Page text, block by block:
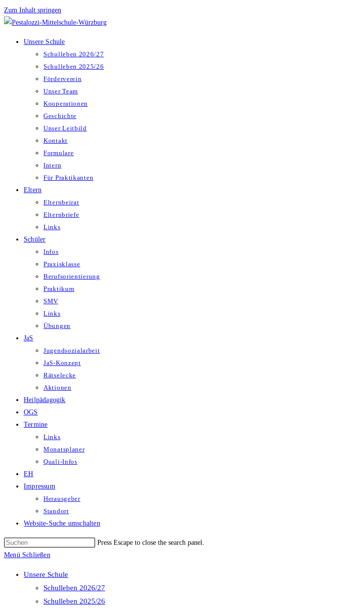
Zum Inhalt springen
Unsere Schule
Schulleben 2026/27
Schulleben 2025/26
Förderverein
Unser Team
Kooperationen
Geschichte
Unser Leitbild
Kontakt
Formulare
Intern
Für Praktikanten
Eltern
Elternbeirat
Elternbriefe
Links
Schüler
Infos
Praxisklasse
Berufsorientierung
Praktikum
SMV
Links
Übungen
JaS
Jugendsozialarbeit
JaS-Konzept
Rätselecke
Aktionen
Heilpädagogik
OGS
Termine
Links
Monatsplaner
Quali-Infos
EH
Impressum
Herausgeber
Standort
Website-Suche umschalten
Press Escape to close the search panel.
Menü Schließen
Unsere Schule
Schulleben 2026/27
Schulleben 2025/26